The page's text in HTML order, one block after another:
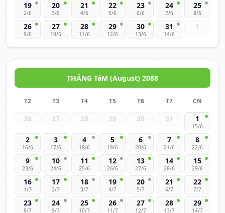
19
2/6
20
3/6
21
4/6
22
5/6
23
6/6
24
7/6
25
8/6
26
9/6
27
10/6
28
11/6
29
12/6
30
13/6
31
14/6
1
THÁNG TáM (August) 2088
T2 T3 T4 T5 T6 T7 CN
26 27 28 29 30 31 1
15/6
2
16/6
3
17/6
4
18/6
5
19/6
6
20/6
7
21/6
8
22/6
9
23/6
10
24/6
11
25/6
12
26/6
13
27/6
14
28/6
15
29/6
16
1/7
17
2/7
18
3/7
19
4/7
20
5/7
21
6/7
22
7/7
23
8/7
24
9/7
25
10/7
26
11/7
27
12/7
28
13/7
29
14/7